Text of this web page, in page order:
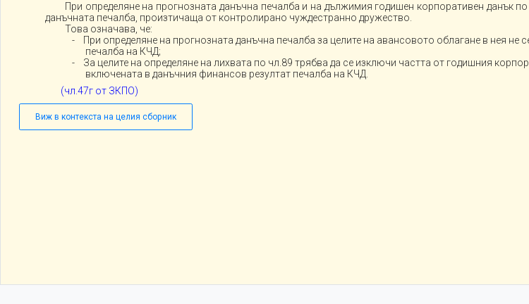
При определяне на прогнозната данъчна печалба и на дължимия годишен корпоративен данък
данъчната печалба, произтичаща от контролирано чуждестранно дружество.
Това означава, че:
- При определяне на прогнозната данъчна печалба за целите на авансовото облагане в нея не
печалба на КЧД;
- За целите на определяне на лихвата по чл.89 трябва да се изключи частта от годишния
включената в данъчния финансов резултат печалба на КЧД.
(чл.47г от ЗКПО)
Виж в контекста на целия сборник